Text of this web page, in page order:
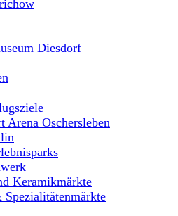
Diesdorf
Arena Oschersleben
Keramikmärkte
Spezialitätenmärkte